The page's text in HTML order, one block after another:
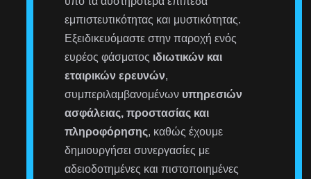
εμπιστευτικότητας και μυστικότητας.
Εξειδικευόμαστε στην παροχή ενός
ευρέος φάσματος ιδιωτικών και
εταιρικών ερευνών,
συμπεριλαμβανομένων υπηρεσιών
ασφάλειας, προστασίας και
πληροφόρησης, καθώς έχουμε
δημιουργήσει συνεργασίες με
αδειοδοτημένες και πιστοποιημένες